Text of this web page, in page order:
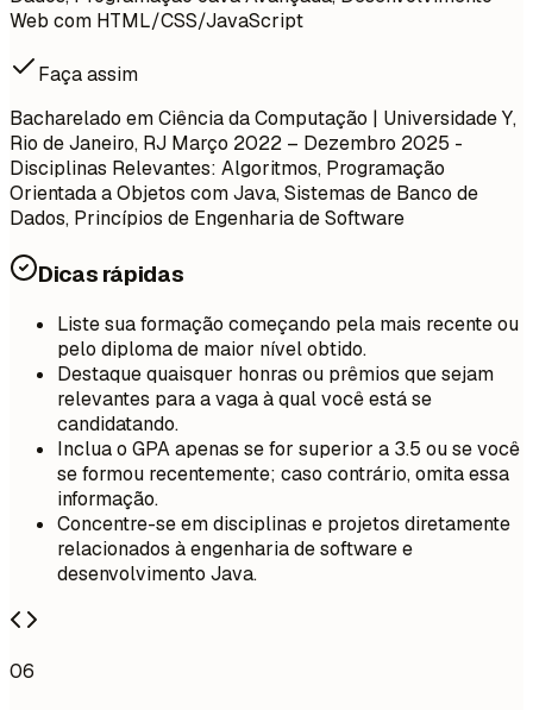
Web com HTML/CSS/JavaScript
Faça assim
Bacharelado em Ciência da Computação | Universidade Y,
Rio de Janeiro, RJ Março 2022 – Dezembro 2025 -
Disciplinas Relevantes: Algoritmos, Programação
Orientada a Objetos com Java, Sistemas de Banco de
Dados, Princípios de Engenharia de Software
Dicas rápidas
Liste sua formação começando pela mais recente ou
pelo diploma de maior nível obtido.
Destaque quaisquer honras ou prêmios que sejam
relevantes para a vaga à qual você está se
candidatando.
Inclua o GPA apenas se for superior a 3.5 ou se você
se formou recentemente; caso contrário, omita essa
informação.
Concentre-se em disciplinas e projetos diretamente
relacionados à engenharia de software e
desenvolvimento Java.
06